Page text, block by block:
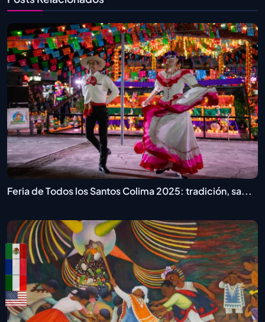
Feria de Todos los Santos Colima 2025: tradición, sa...